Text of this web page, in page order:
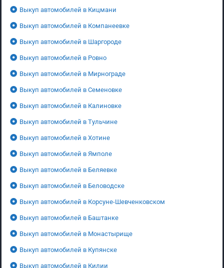
Выкуп автомобилей в Кицмани
Выкуп автомобилей в Компанеевке
Выкуп автомобилей в Шаргороде
Выкуп автомобилей в Ровно
Выкуп автомобилей в Мирнограде
Выкуп автомобилей в Семеновке
Выкуп автомобилей в Калиновке
Выкуп автомобилей в Тульчине
Выкуп автомобилей в Хотине
Выкуп автомобилей в Ямполе
Выкуп автомобилей в Беляевке
Выкуп автомобилей в Беловодске
Выкуп автомобилей в Корсуне-Шевченковском
Выкуп автомобилей в Баштанке
Выкуп автомобилей в Монастырище
Выкуп автомобилей в Купянске
Выкуп автомобилей в Килии